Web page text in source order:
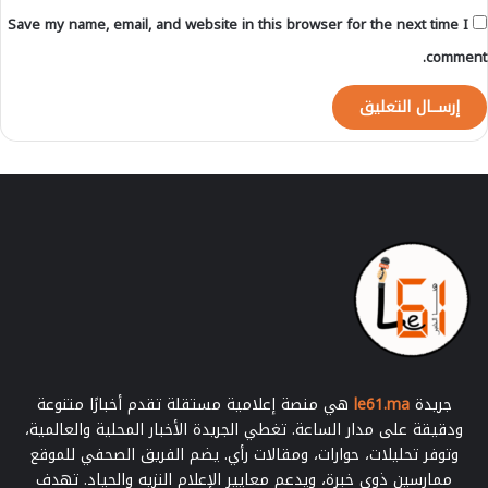
Save my name, email, and website in this browser for the next time I
comment.
جريدةle61.ma هي منصة إعلامية مستقلة تقدم أخبارًا متنوعة
ودقيقة على مدار الساعة. تغطي الجريدة الأخبار المحلية والعالمية،
وتوفر تحليلات، حوارات، ومقالات رأي. يضم الفريق الصحفي للموقع
ممارسين ذوي خبرة، ويدعم معايير الإعلام النزيه والحياد. تهدف